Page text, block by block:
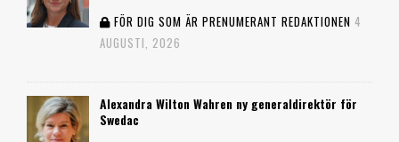
FÖR DIG SOM ÄR PRENUMERANT REDAKTIONEN 4
AUGUSTI, 2026
Alexandra Wilton Wahren ny generaldirektör för
Swedac